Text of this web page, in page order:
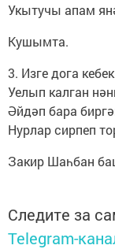
Укытучы апам
Кушымта.
3. Изге дога
Уелып калган
Әйдәп бара
Нурлар сирпеп
Закир Шаһбан
Следите за
Telegram-